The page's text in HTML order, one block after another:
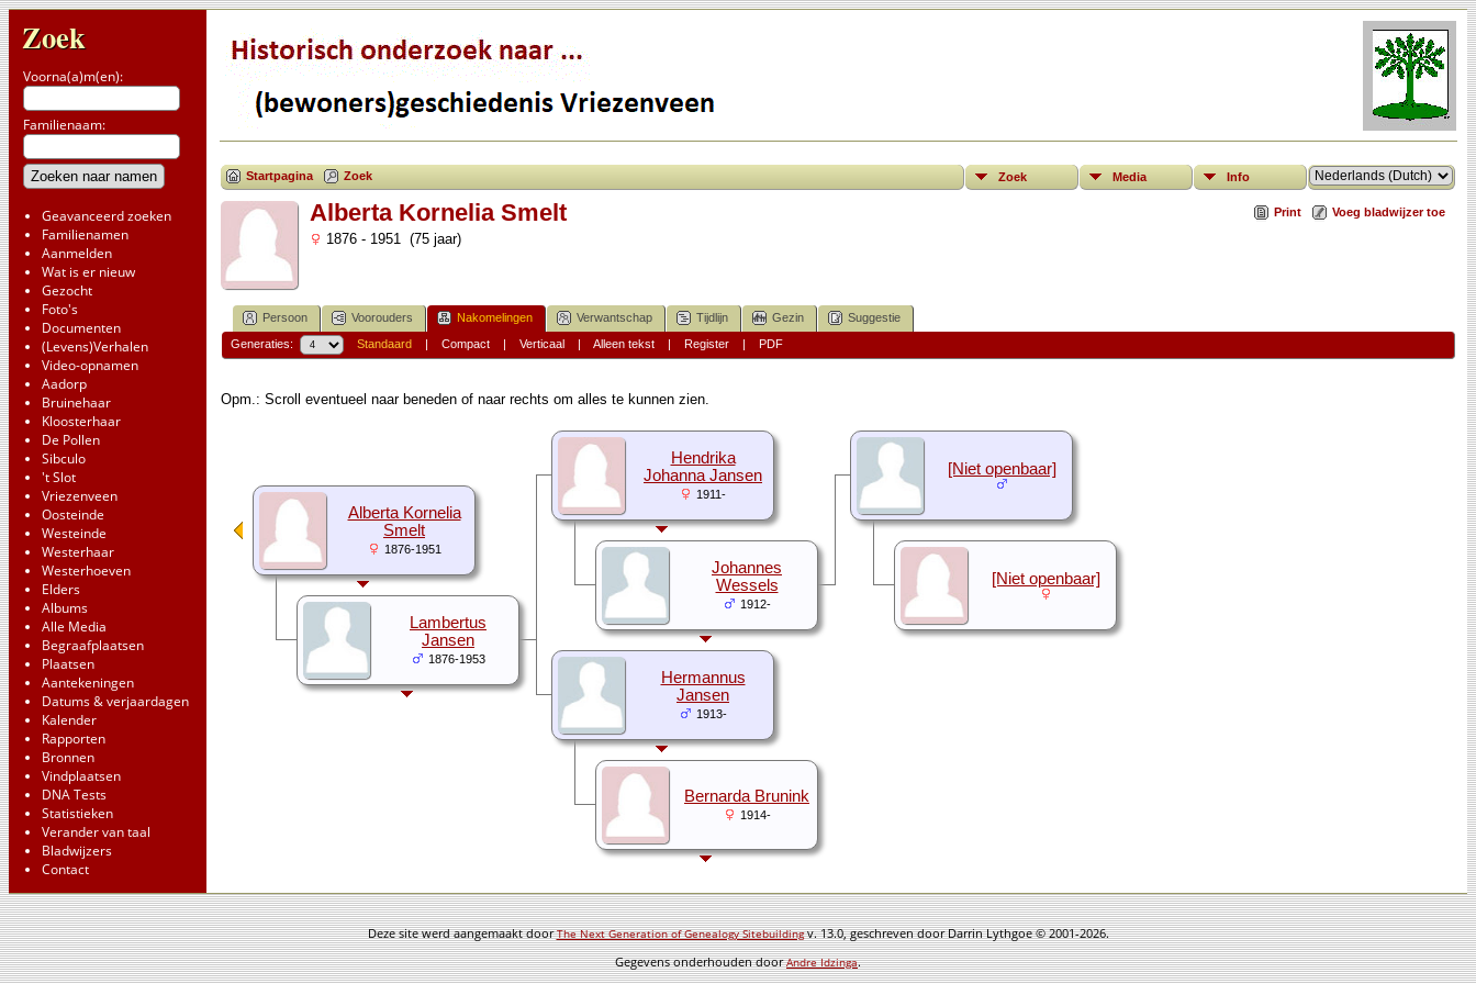
Zoek
Voorna(a)m(en):
Familienaam:
Geavanceerd zoeken
Familienamen
Aanmelden
Wat is er nieuw
Gezocht
Foto's
Documenten
(Levens)Verhalen
Video-opnamen
Aadorp
Bruinehaar
Kloosterhaar
De Pollen
Sibculo
't Slot
Vriezenveen
Oosteinde
Westeinde
Westerhaar
Westerhoeven
Elders
Albums
Alle Media
Begraafplaatsen
Plaatsen
Aantekeningen
Datums & verjaardagen
Kalender
Rapporten
Bronnen
Vindplaatsen
DNA Tests
Statistieken
Verander van taal
Bladwijzers
Contact
Startpagina Zoek Zoek Media Info
Print Voeg bladwijzer toe
Alberta Kornelia Smelt
1876 - 1951 (75 jaar)
Persoon Voorouders Nakomelingen Verwantschap Tijdlijn Gezin Suggestie
Generaties: Standaard| Compact| Verticaal| Alleen tekst| Register| PDF
Opm.: Scroll eventueel naar beneden of naar rechts om alles te kunnen zien.
[Niet openbaar]
[Niet openbaar]
Hendrika
Johanna Jansen
1911-
Johannes
Wessels
1912-
Hermannus
Jansen
1913-
Bernarda Brunink
1914-
Alberta Kornelia
Smelt
1876-1951
Lambertus
Jansen
1876-1953
Deze site werd aangemaakt doorThe Next Generation of Genealogy Sitebuildingv. 13.0, geschreven door Darrin Lythgoe © 2001-2026.
Gegevens onderhouden doorAndre Idzinga.